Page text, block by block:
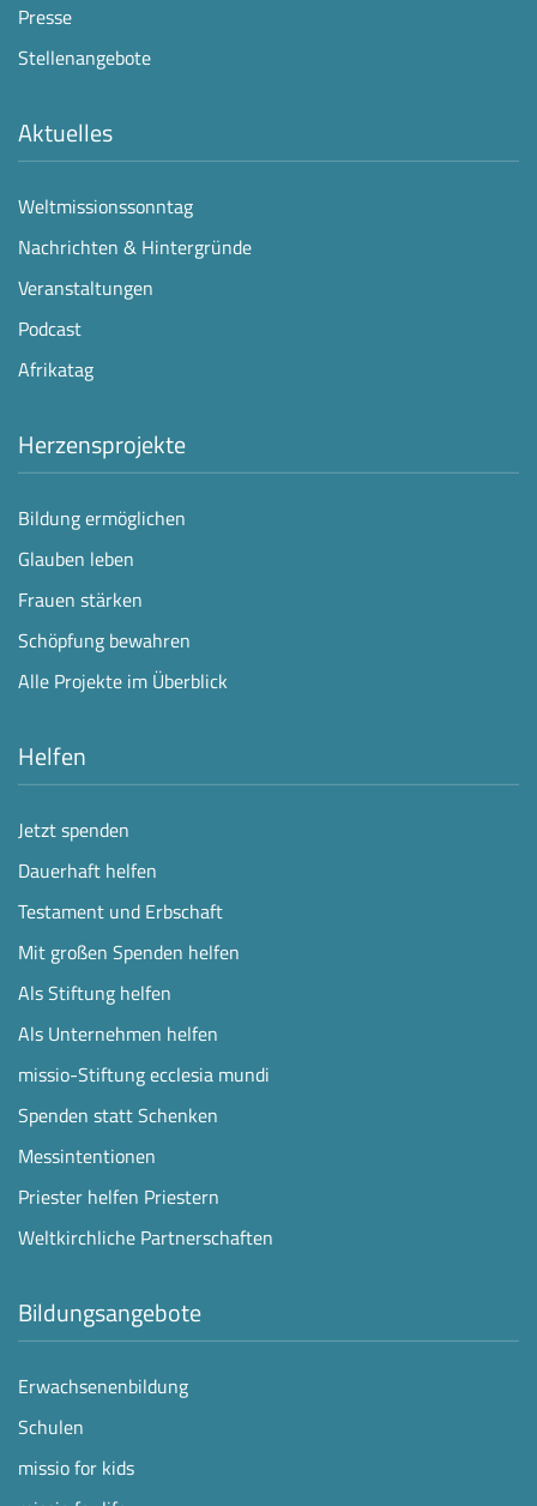
Presse
Stellenangebote
Aktuelles
Weltmissionssonntag
Nachrichten & Hintergründe
Veranstaltungen
Podcast
Afrikatag
Herzensprojekte
Bildung ermöglichen
Glauben leben
Frauen stärken
Schöpfung bewahren
Alle Projekte im Überblick
Helfen
Jetzt spenden
Dauerhaft helfen
Testament und Erbschaft
Mit großen Spenden helfen
Als Stiftung helfen
Als Unternehmen helfen
missio-Stiftung ecclesia mundi
Spenden statt Schenken
Messintentionen
Priester helfen Priestern
Weltkirchliche Partnerschaften
Bildungsangebote
Erwachsenenbildung
Schulen
missio for kids